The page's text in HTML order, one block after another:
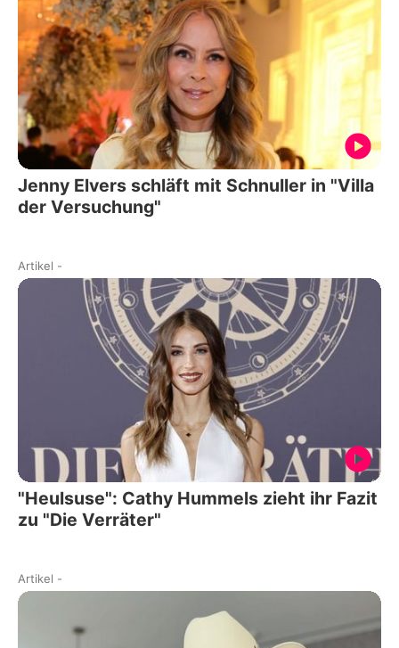
Jenny Elvers schläft mit Schnuller in "Villa
der Versuchung"
Artikel -
"Heulsuse": Cathy Hummels zieht ihr Fazit
zu "Die Verräter"
Artikel -